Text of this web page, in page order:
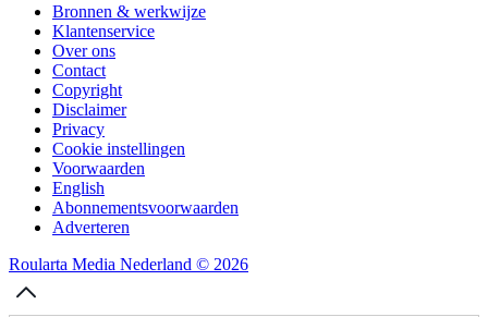
Bronnen & werkwijze
Klantenservice
Over ons
Contact
Copyright
Disclaimer
Privacy
Cookie instellingen
Voorwaarden
English
Abonnementsvoorwaarden
Adverteren
Roularta Media Nederland © 2026